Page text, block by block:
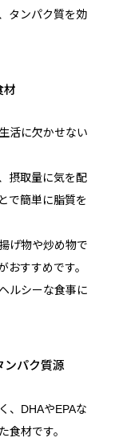
タンパク質を効
材
活に欠かせない
摂取量に気を配
で簡単に脂質を
げ物や炒め物で
おすすめです。
ルシーな食事に
ンパク質源
、DHAやEPAな
食材です。